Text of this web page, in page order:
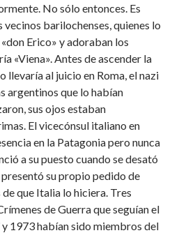
No sólo entonces. Es
barilochenses, quienes lo
Erico» y adoraban los
«Viena». Antes de ascender la
llevaría al juicio en Roma, el nazi
argentinos que lo habían
sus ojos estaban
El vicecónsul italiano en
en la Patagonia pero nunca
a su puesto cuando se desató
su propio pedido de
que Italia lo hiciera. Tres
de Guerra que seguían el
1973 habían sido miembros del